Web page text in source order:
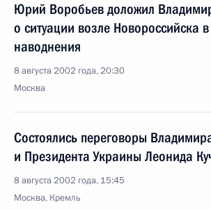
Юрий Воробьев доложил
о ситуации возле Новороссийска
наводнения
8 августа 2002 года, 20:30
Москва
Состоялись переговоры
и Президента Украины Леонида
8 августа 2002 года, 15:45
Москва, Кремль